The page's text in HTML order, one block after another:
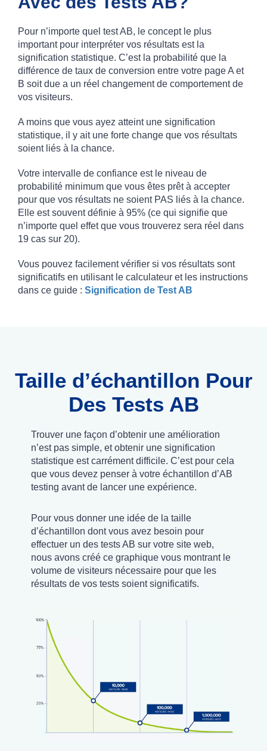
Pour n’importe quel test AB, le concept le plus
important pour interpréter vos résultats est la
signification statistique. C’est la probabilité que la
différence de taux de conversion entre votre page A et
B soit due a un réel changement de comportement de
vos visiteurs.
A moins que vous ayez atteint une signification
statistique, il y ait une forte change que vos résultats
soient liés à la chance.
Votre intervalle de confiance est le niveau de
probabilité minimum que vous êtes prêt à accepter
pour que vos résultats ne soient PAS liés à la chance.
Elle est souvent définie à 95% (ce qui signifie que
n’importe quel effet que vous trouverez sera réel dans
19 cas sur 20).
Vous pouvez facilement vérifier si vos résultats sont
significatifs en utilisant le calculateur et les instructions
dans ce guide : Signification de Test AB
Taille d’échantillon Pour
Des Tests AB
Trouver une façon d’obtenir une amélioration
n’est pas simple, et obtenir une signification
statistique est carrément difficile. C’est pour cela
que vous devez penser à votre échantillon d’AB
testing avant de lancer une expérience.
Pour vous donner une idée de la taille
d’échantillon dont vous avez besoin pour
effectuer un des tests AB sur votre site web,
nous avons créé ce graphique vous montrant le
volume de visiteurs nécessaire pour que les
résultats de vos tests soient significatifs.